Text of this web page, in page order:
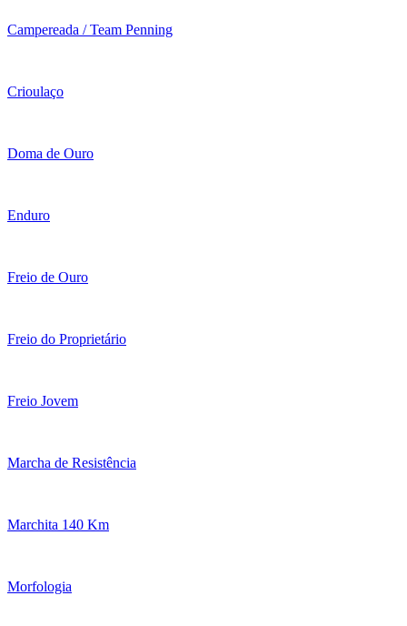
Campereada / Team Penning
Crioulaço
Doma de Ouro
Enduro
Freio de Ouro
Freio do Proprietário
Freio Jovem
Marcha de Resistência
Marchita 140 Km
Morfologia